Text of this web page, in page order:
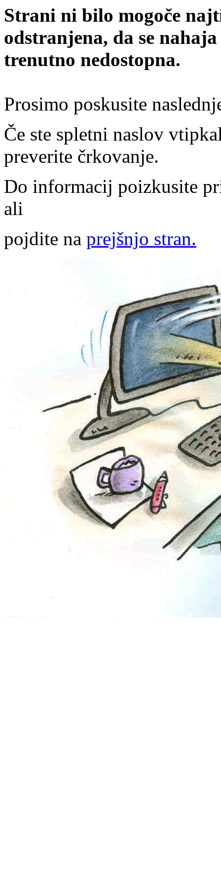
Strani ni bilo mogoče
odstranjena, da se
trenutno nedostopna.
Prosimo poskusite
Če ste spletni naslov
preverite črkovanje.
Do informacij poizkusite
ali
pojdite na prejšnjo stran.